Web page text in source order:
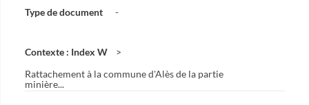
Type de document -
Contexte : Index W
Rattachement à la commune d'Alès de la partie
minière...